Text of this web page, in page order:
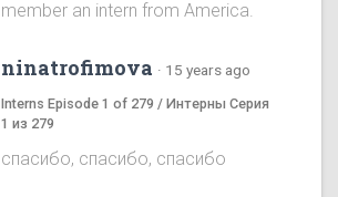
member an intern from America.
ninatrofimova · 15 years ago
Interns Episode 1 of 279 / Интерны Серия
1 из 279
спасибо, спасибо, спасибо